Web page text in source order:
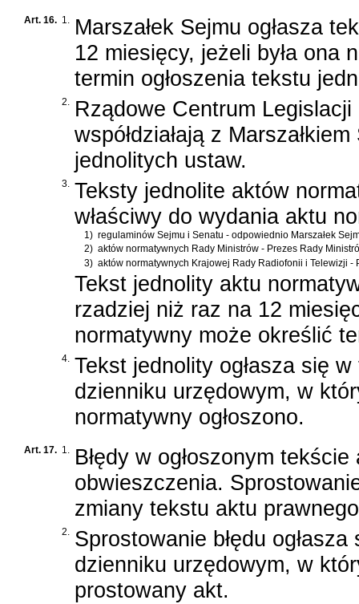
Art. 16. 1.
Marszałek Sejmu ogłasza
12 miesięcy, jeżeli była ona
termin ogłoszenia tekstu
2.
Rządowe Centrum
współdziałają z
jednolitych ustaw.
3.
Teksty jednolite aktów
właściwy do wydania aktu
1) regulaminów Sejmu i Senatu - odpowiednio Marszałek
2) aktów normatywnych Rady Ministrów - Prezes Rady
3) aktów normatywnych Krajowej Rady Radiofonii i Telewizji
Tekst jednolity aktu
rzadziej niż raz na 12
normatywny może określić
4. Tekst jednolity ogłasza się
dzienniku urzędowym, w
normatywny ogłoszono.
Art. 17. 1. Błędy w ogłoszonym
obwieszczenia.
zmiany tekstu aktu
2. Sprostowanie błędu
dzienniku urzędowym, w
prostowany akt.